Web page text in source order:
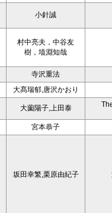
小針誠
村中亮夫，中谷友
樹，埴淵知哉
寺沢重法
大髙瑞郁,唐沢かおり
大薗陽子,上田泰
宮本恭子
坂田幸繁,栗原由紀子